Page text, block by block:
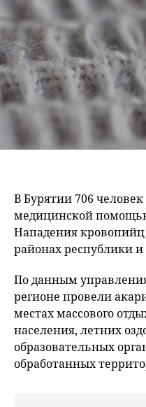
В Бурятии 706
медицинской
Нападения кровопийц
районах республики и
По данным
регионе провели
местах массового
населения, летних
образовательных
обработанных